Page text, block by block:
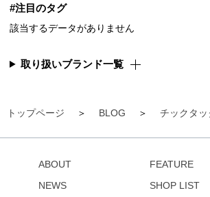
トップページ BLOG チックタ
#注目のタグ
該当するデータがありません
取り扱いブランド一覧
ABOUT
NEWS
FEATURE
SHOP LIST